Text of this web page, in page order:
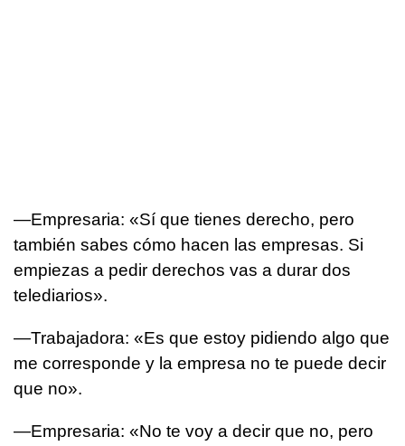
—Empresaria: «Sí que tienes derecho, pero
también sabes cómo hacen las empresas. Si
empiezas a pedir derechos vas a durar dos
telediarios».
—Trabajadora: «Es que estoy pidiendo algo que
me corresponde y la empresa no te puede decir
que no».
—Empresaria: «No te voy a decir que no, pero